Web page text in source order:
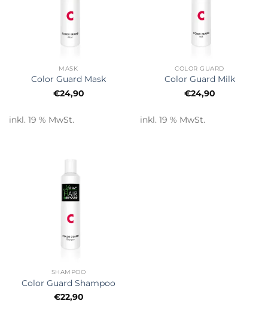
MASK
Color Guard Mask
€24,90
inkl. 19 % MwSt.
COLOR GUARD
Color Guard Milk
€24,90
inkl. 19 % MwSt.
SHAMPOO
Color Guard Shampoo
€22,90